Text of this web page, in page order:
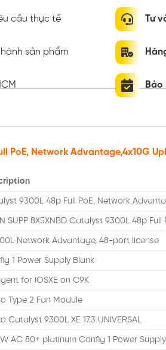
cầu thực tế
sản phẩm
Tư
PoE, Network Advantage,4x10G
9300L 48p Full PoE, Network
SUPP 8X5XNBD Catalyst 9300L 48p Full
Network Advantage, 48-port license
1 Power Supply Blank
for IOSXE on C9K
Type 2 Fan Module
Catalyst 9300L XE 17.3 UNIVERSAL
AC 80+ platinum Config 1 Power Supply